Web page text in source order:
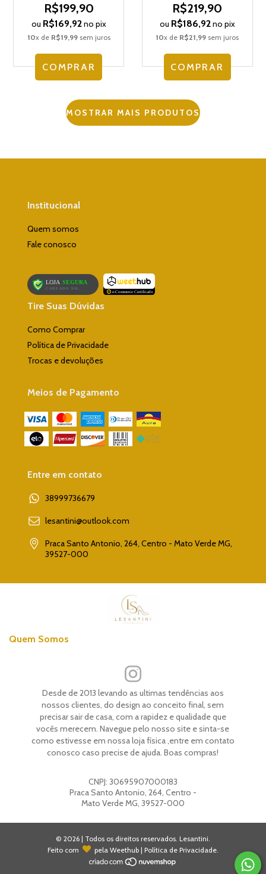
R$199,90
ou R$169,92no pix
10x de R$19,99sem juros
COMPRAR
R$219,90
ou R$186,92no pix
10x de R$21,99 sem juros
COMPRAR
MOSTRAR MAIS PRODUTOS
Institucional
Quem somos
Fale conosco
Tire Suas Dúvidas
Como Comprar
Política de Privacidade
Trocas e devoluções
Meios de Pagamento
Entre em contato
38999736679
lesantini@outlook.com
Praca Santo Antonio, 264, Centro - Mato Verde MG,
39527-000
Quem Somos
Desde de 2013 levando as ultimas tendências aos
nossos clientes, do design ao conceito final, sem
precisar sair de casa, com a rapidez e qualidade que
vocês merecem. Navegue pelo nosso site e sinta-se
como estivesse em nossa loja física ,entre em contato
conosco caso precise de ajuda. Boas compras!
CNPJ: 30695907000183
Praca Santo Antonio, 264, Centro -
Mato Verde MG, 39527-000
© 2026 | Todos os direitos reservados. Lesantini
Feito com
pela Weethub| Política de Privacidade.